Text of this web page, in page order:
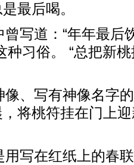
最后喝。
写道：“年年最后
种习俗。 “总把新
像、写有神像名字
将桃符挂在门上
用写在红纸上的春